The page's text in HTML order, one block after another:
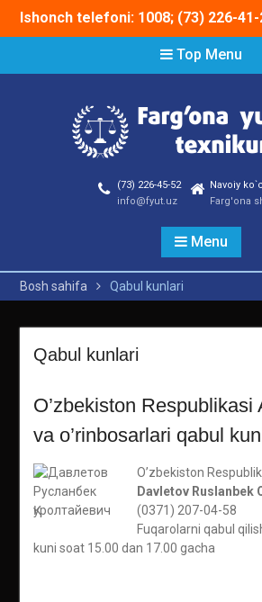
Ishonch telefoni: 1008; (73) 226-41-
Top Menu
(73) 226-45-52
info@fyut.uz
Navoiy
Farg'ona
Menu
Bosh sahifa Qabul kunlari
Qabul kunlari
O’zbekiston Respublikasi
va o’rinbosarlari qabul
O’zbekiston
Davletov Ruslanbek
(0371) 207-04-58
Fuqarolarni qabul
kuni soat 15.00 dan 17.00 gacha